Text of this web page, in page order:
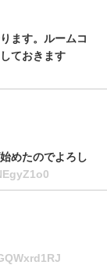
ます。ルームコ
ておきます
めたのでよろし